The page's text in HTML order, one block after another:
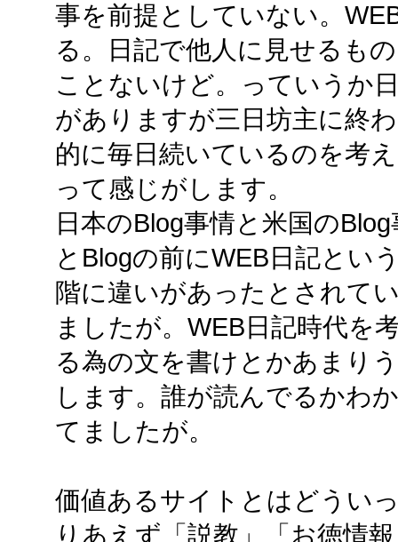
事を前提としていない。
る。日記で他人に見せるも
ことないけど。っていうか
がありますが三日坊主に終
的に毎日続いているのを考
って感じがします。
日本のBlog事情と米国の
とBlogの前にWEB日記とい
階に違いがあったとされて
ましたが。WEB日記時代を
る為の文を書けとかあまり
します。誰が読んでるかわ
てましたが。
価値あるサイトとはどうい
りあえず「説教」「お徳情